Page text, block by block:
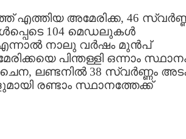
എത്തിയ അമേരിക്ക, 46
104 മെഡലുകള്‍
എന്നാല്‍ നാലു വര്‍ഷം മുന്‍പ്
പിന്തള്ളി ഒന്നാം
ലണ്ടനില്‍ 38 സ്വര്‍ണ്ണം
രണ്ടാം സ്ഥാനത്തേക്ക്